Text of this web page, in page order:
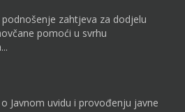
podnošenje zahtjeva za dodjelu
pomoći u svrhu
Javnom uvidu i provođenju javne